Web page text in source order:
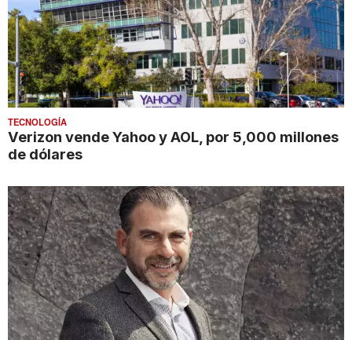
TECNOLOGÍA
Verizon vende Yahoo y AOL, por 5,000 millones
de dólares